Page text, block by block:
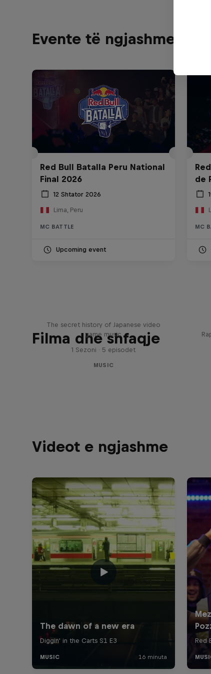
Evente të ngjashme
Red Bull Batalla Peru National
Final 2026
12 Shtator 2026
Lima, Peru
MC BATTLE
Upcoming event
de
MC
Filma dhe shfaqje
The secret history of Japanese video
game music
1 Sezoni · 5 episodet
MUSIC
Videot e ngjashme